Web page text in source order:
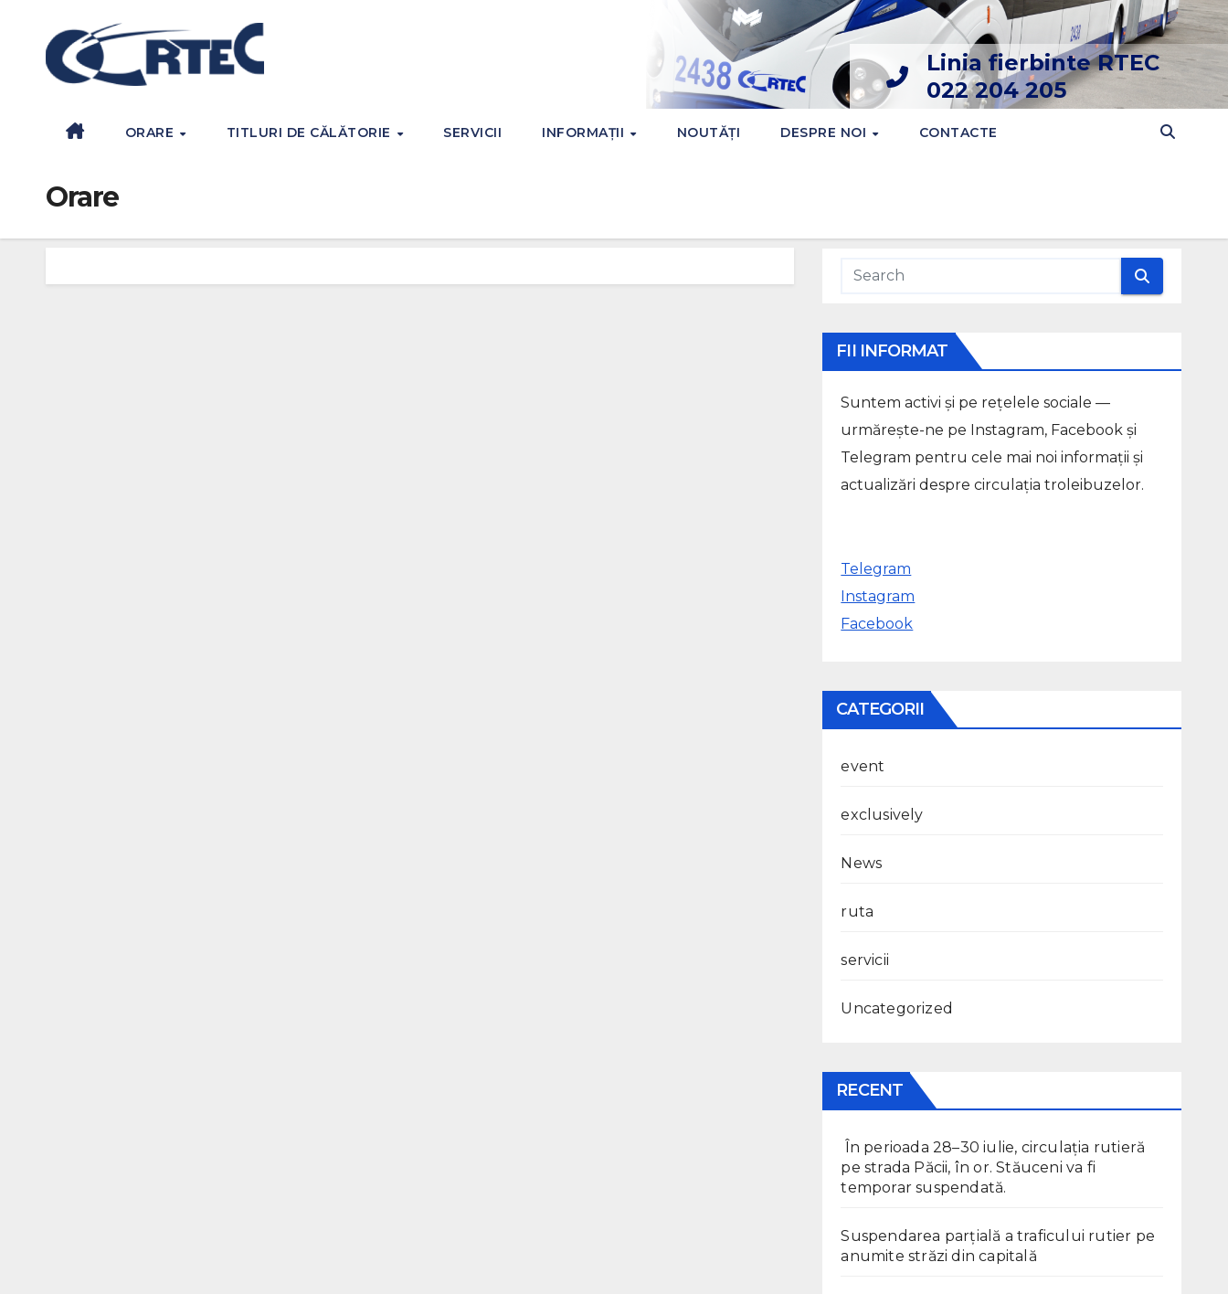
Linia fierbinte RTEC
022 204 205
ORARE TITLURI DE CĂLĂTORIE SERVICII INFORMAȚII NOUTĂȚI DESPRE NOI CONTACTE
Orare
FII INFORMAT
Suntem activi și pe rețelele sociale —
urmărește-ne pe Instagram, Facebook și
Telegram pentru cele mai noi informații și
actualizări despre circulația troleibuzelor.
Telegram
Instagram
Facebook
CATEGORII
event
exclusively
News
ruta
servicii
Uncategorized
RECENT
În perioada 28–30 iulie, circulația rutieră
pe strada Păcii, în or. Stăuceni va fi
temporar suspendată.
Suspendarea parțială a traficului rutier pe
anumite străzi din capitală